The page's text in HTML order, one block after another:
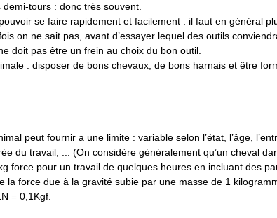
tours : donc très souvent.
se faire rapidement et facilement : il faut en général
on ne sait pas, avant d’essayer lequel des outils
doit pas être un frein au choix du bon outil.
: disposer de bons chevaux, de bons harnais et être
peut fournir a une limite : variable selon l’état, l’âge,
du travail, ... (On considère généralement qu’un cheval
force pour un travail de quelques heures en incluant des
la force due à la gravité subie par une masse de 1
= 0,1Kgf.